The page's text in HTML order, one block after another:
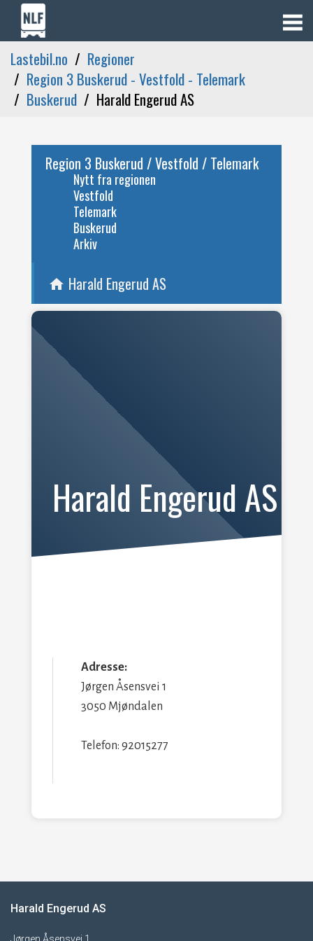
Lastebil.no
Regioner
Region 3 Buskerud - Vestfold - Telemark
Buskerud
Harald Engerud AS
Region 3 Buskerud / Vestfold / Telemark
Nytt fra regionen
Vestfold
Telemark
Buskerud
Arkiv
home Harald Engerud AS
Harald Engerud AS
Adresse:
Jørgen Åsensvei 1
3050 Mjøndalen
Telefon: 92015277
Harald Engerud AS